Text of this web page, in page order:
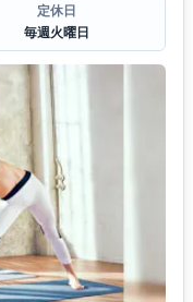
定休日
毎週火曜日